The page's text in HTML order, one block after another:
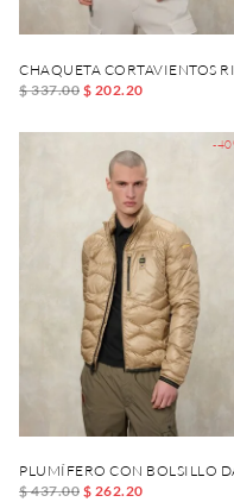
CHAQUETA CORTAVIENTOS
$ 337.00 $ 202.20
-
PLUMÍFERO CON BOLSILLO
$ 437.00 $ 262.20